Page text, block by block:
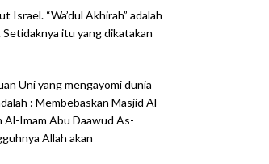
“Wa’dul Akhirah” adalah
Setidaknya itu yang dikatakan
Uni yang mengayomi dunia
Al-Imam Abu Daawud As-
Allah akan